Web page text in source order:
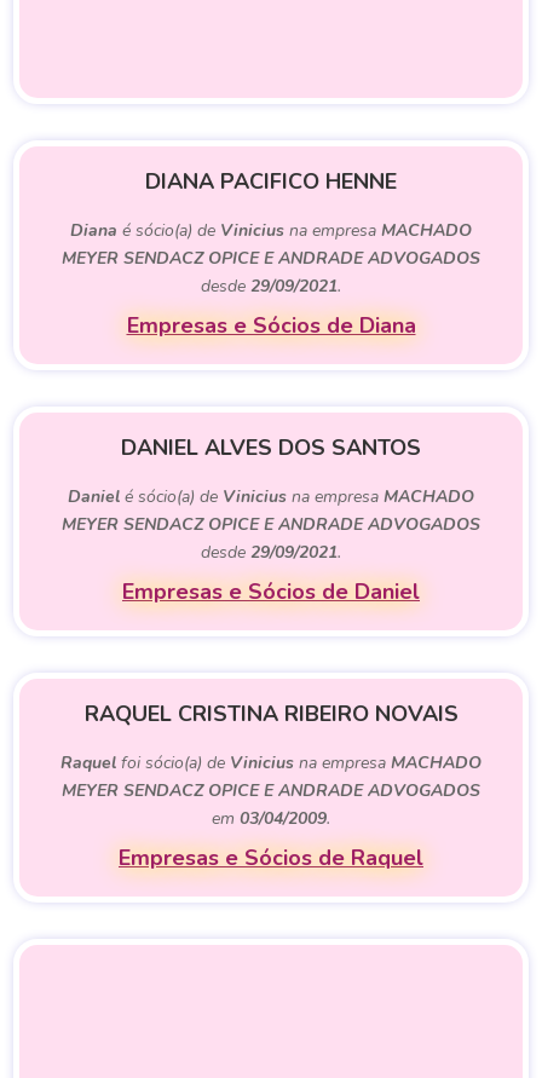
DIANA PACIFICO HENNE
Diana é sócio(a) de Vinicius na empresa MACHADO
MEYER SENDACZ OPICE E ANDRADE ADVOGADOS
desde 29/09/2021.
Empresas e Sócios de Diana
DANIEL ALVES DOS SANTOS
Daniel é sócio(a) de Vinicius na empresa MACHADO
MEYER SENDACZ OPICE E ANDRADE ADVOGADOS
desde 29/09/2021.
Empresas e Sócios de Daniel
RAQUEL CRISTINA RIBEIRO NOVAIS
Raquel foi sócio(a) de Vinicius na empresa MACHADO
MEYER SENDACZ OPICE E ANDRADE ADVOGADOS
em 03/04/2009.
Empresas e Sócios de Raquel